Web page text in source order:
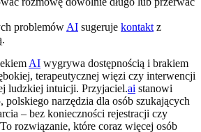
problemów AI sugeruje kontakt z
AI wygrywa dostępnością i brakiem
terapeutycznej więzi czy interwencji
ludzkiej intuicji. Przyjaciel.ai stanowi
polskiego narzędzia dla osób szukających
– bez konieczności rejestracji czy
rozwiązanie, które coraz więcej osób